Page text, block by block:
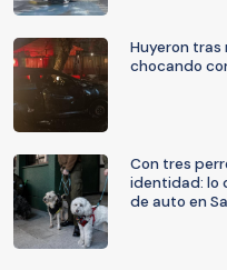
Huyeron
chocando
Con tres
identidad: lo
de auto en